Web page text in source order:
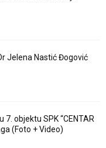
Jelena Nastić Đogović
objektu SPK “CENTAR
(Foto + Video)